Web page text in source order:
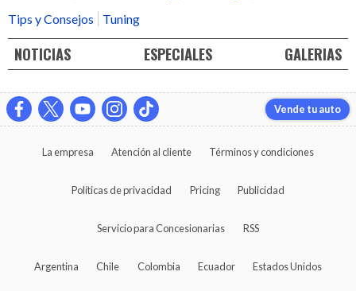
Tips y Consejos
Tuning
NOTICIAS ESPECIALES GALERIAS
Vende tu auto
La empresa Atención al cliente Términos y condiciones
Políticas de privacidad Pricing Publicidad
Servicio para Concesionarias RSS
Argentina Chile Colombia Ecuador Estados Unidos